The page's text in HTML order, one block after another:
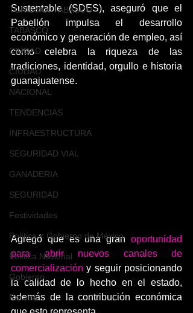
TURISMO, TABASCO
TABASCO
CIUDAD
CIUDAD
NACIONAL
TENDENCIAS
INFRAESTRUCTURA
SEGURIDAD VIAL
GANADERIA
SEGURIDAD
Festividades
Política < Gobierno de México
Política Nacional
Gobierno
Paraiso
Sustentable (SDES), aseguró que el
Pabellón impulsa el desarrollo
económico y generación de empleo, así
como celebra la riqueza de las
tradiciones, identidad, orgullo e historia
guanajuatense.
Agregó que es una gran oportunidad
para abrir nuevos canales de
comercialización y seguir posicionando
la calidad de lo hecho en el estado,
además de la contribución económica